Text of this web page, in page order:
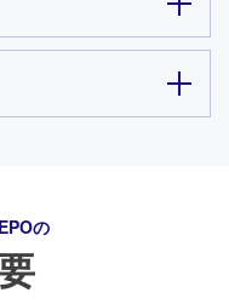
の